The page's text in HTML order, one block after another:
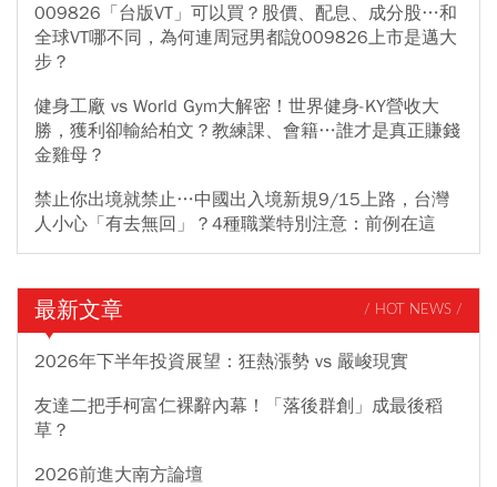
009826「台版VT」可以買？股價、配息、成分股…和
全球VT哪不同，為何連周冠男都說009826上市是邁大
步？
健身工廠 vs World Gym大解密！世界健身-KY營收大
勝，獲利卻輸給柏文？教練課、會籍…誰才是真正賺錢
金雞母？
禁止你出境就禁止…中國出入境新規9/15上路，台灣
人小心「有去無回」？4種職業特別注意：前例在這
最新文章 / HOT NEWS /
2026年下半年投資展望：狂熱漲勢 vs 嚴峻現實
友達二把手柯富仁裸辭內幕！「落後群創」成最後稻
草？
2026前進大南方論壇